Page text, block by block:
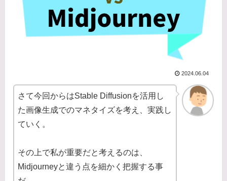
2024.06.04
さて今回からはStable Diffusionを活用し
た画像生成でのマネタイズを考え、実践し
ていく。
その上で私が重要だと考えるのは、
Midjourneyと違う点を細かく把握する事